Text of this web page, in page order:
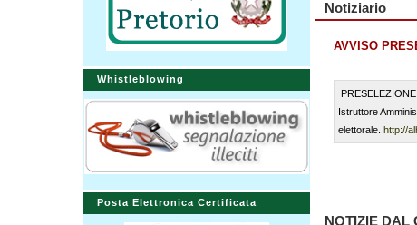
Whistleblowing
Posta Elettronica Certificata
Notiziario
AVVISO
Istruttore
elettorale. http://
NOTIZIE DAL